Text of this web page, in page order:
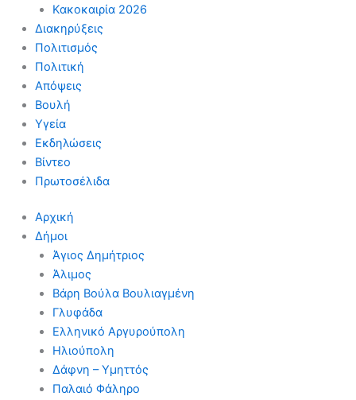
Κακοκαιρία 2026
Διακηρύξεις
Πολιτισμός
Πολιτική
Απόψεις
Βουλή
Υγεία
Εκδηλώσεις
Βίντεο
Πρωτοσέλιδα
Αρχική
Δήμοι
Άγιος Δημήτριος
Άλιμος
Βάρη Βούλα Βουλιαγμένη
Γλυφάδα
Ελληνικό Αργυρούπολη
Ηλιούπολη
Δάφνη – Υμηττός
Παλαιό Φάληρο